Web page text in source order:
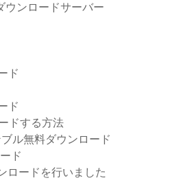
ウンロードサーバー
ド
ド
ドする方法
ル無料ダウンロード
ド
ロードを行いました